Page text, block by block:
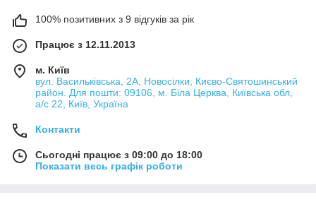
100% позитивних з 9 відгуків за рік
Працює з 12.11.2013
м. Київ
вул. Васильківська, 2А, Новосілки, Києво-Святошинський
район. Для пошти: 09106, м. Біла Церква, Київська обл,
а/с 22, Київ, Україна
Контакти
Сьогодні працює з 09:00 до 18:00
Показати весь графік роботи